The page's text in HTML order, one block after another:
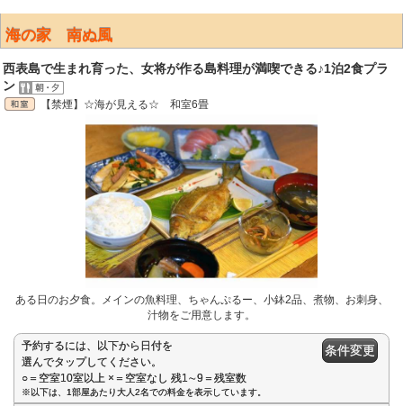
海の家 南ぬ風
西表島で生まれ育った、女将が作る島料理が満喫できる♪1泊2食プラ
ン
【禁煙】☆海が見える☆ 和室6畳
ある日のお夕食。メインの魚料理、ちゃんぷるー、小鉢2品、煮物、お刺身、
汁物をご用意します。
予約するには、以下から日付を
選んでタップしてください。
○＝空室10室以上 ×＝空室なし 残1∼9＝残室数
条件変更
※以下は、1部屋あたり大人2名での料金を表示しています。